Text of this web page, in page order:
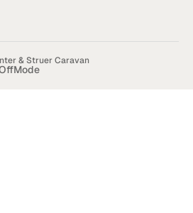
& Struer Caravan